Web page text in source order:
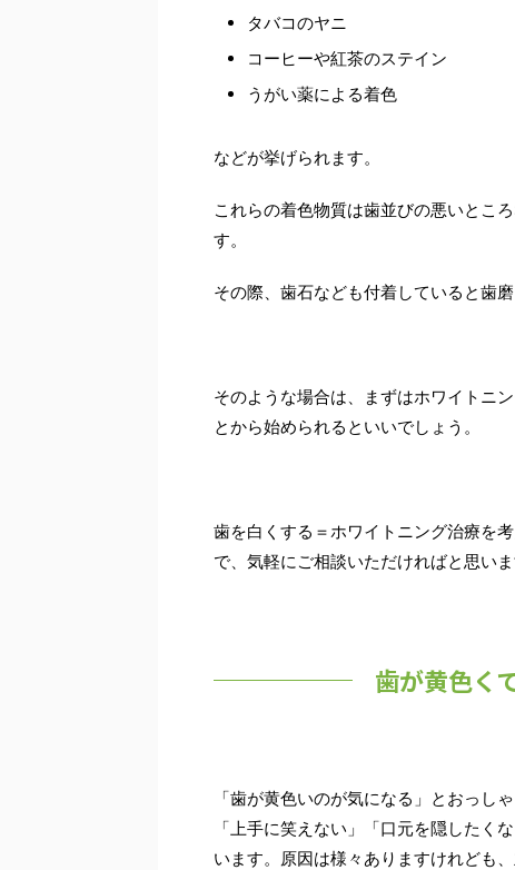
タバコのヤニ
コーヒーや紅茶のステイン
うがい薬による着色
などが挙げられます。
これらの着色物質は歯並びの悪いとこ
す。
その際、歯石なども付着していると歯
そのような場合は、まずはホワイトニ
とから始められるといいでしょう。
歯を白くする＝ホワイトニング治療を
で、気軽にご相談いただければと思いま
歯が黄色く
「歯が黄色いのが気になる」とおっし
「上手に笑えない」「口元を隠したく
います。原因は様々ありますけれども